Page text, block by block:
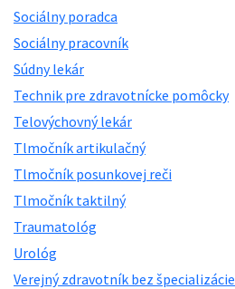
Sociálny poradca
Sociálny pracovník
Súdny lekár
Technik pre zdravotnícke pomôcky
Telovýchovný lekár
Tlmočník artikulačný
Tlmočník posunkovej reči
Tlmočník taktilný
Traumatológ
Urológ
Verejný zdravotník bez špecializácie